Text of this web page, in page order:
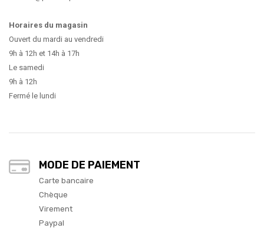
Horaires du magasin
Ouvert du mardi au vendredi
9h à 12h et 14h à 17h
Le samedi
9h à 12h
Fermé le lundi
MODE DE PAIEMENT
Carte bancaire
Chèque
Virement
Paypal